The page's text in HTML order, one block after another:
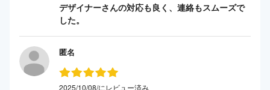
デザイナーさんの対応も良く、連絡もスムーズで
した。
匿名
2025/10/08/にレビュー済み